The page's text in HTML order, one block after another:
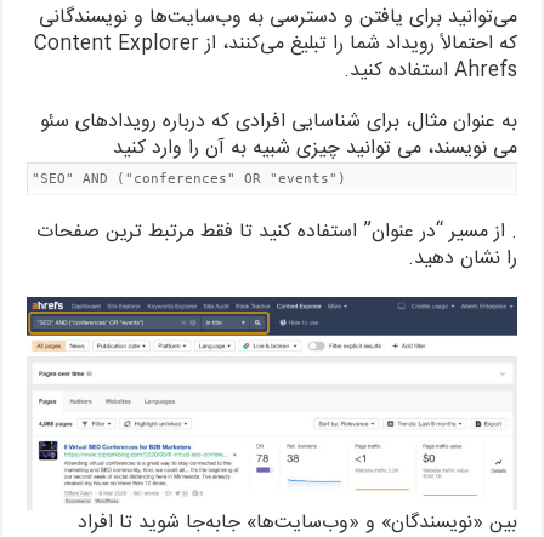
می‌توانید برای یافتن و دسترسی به وب‌سایت‌ها و نویسندگانی
که احتمالاً رویداد شما را تبلیغ می‌کنند، از Content Explorer
Ahrefs استفاده کنید.
به عنوان مثال، برای شناسایی افرادی که درباره رویدادهای سئو
می نویسند، می توانید چیزی شبیه به آن را وارد کنید
"SEO" AND ("conferences" OR "events")
. از مسیر “در عنوان” استفاده کنید تا فقط مرتبط ترین صفحات
را نشان دهید.
بین «نویسندگان» و «وب‌سایت‌ها» جابه‌جا شوید تا افراد